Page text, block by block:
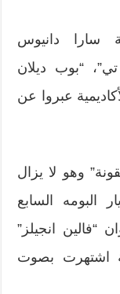
سارا دانيوس
“بوب ديلان
عبروا عن
وهو لا يزال
السابع
“فالين انجيلز”
اشتهرت بصوت